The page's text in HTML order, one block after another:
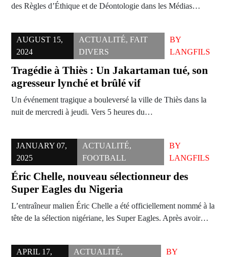
des Règles d’Éthique et de Déontologie dans les Médias…
AUGUST 15,
2024
ACTUALITÉ, FAIT
DIVERS
BY
LANGFILS
Tragédie à Thiès : Un Jakartaman tué, son
agresseur lynché et brûlé vif
Un événement tragique a bouleversé la ville de Thiès dans la
nuit de mercredi à jeudi. Vers 5 heures du…
JANUARY 07,
2025
ACTUALITÉ,
FOOTBALL
BY
LANGFILS
Éric Chelle, nouveau sélectionneur des
Super Eagles du Nigeria
L’entraîneur malien Éric Chelle a été officiellement nommé à la
tête de la sélection nigériane, les Super Eagles. Après avoir…
APRIL 17,
ACTUALITÉ,
BY